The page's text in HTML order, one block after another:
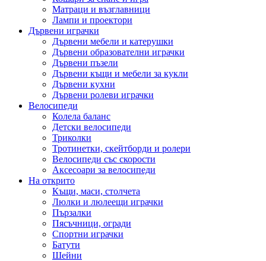
Матраци и възглавници
Лампи и проектори
Дървени играчки
Дървени мебели и катерушки
Дървени образователни играчки
Дървени пъзели
Дървени къщи и мебели за кукли
Дървени кухни
Дървени ролеви играчки
Велосипеди
Колела баланс
Детски велосипеди
Триколки
Тротинетки, скейтборди и ролери
Велосипеди със скорости
Аксесоари за велосипеди
На открито
Къщи, маси, столчета
Люлки и люлеещи играчки
Пързалки
Пясъчници, огради
Спортни играчки
Батути
Шейни